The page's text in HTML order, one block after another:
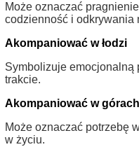
Może oznaczać
codzienność i odkrywania
Akompaniować w łodzi
Symbolizuje emocjonalną
trakcie.
Akompaniować w górach
Może oznaczać potrzebę
w życiu.